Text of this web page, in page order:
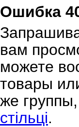
Ошибка
вам
можете
товары
же
стільці.